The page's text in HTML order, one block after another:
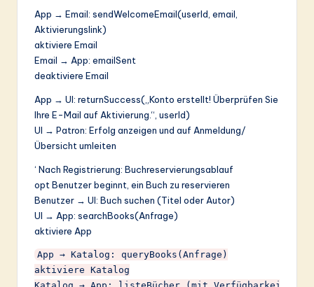
App → Email: sendWelcomeEmail(userId, email,
Aktivierungslink)
aktiviere Email
Email → App: emailSent
deaktiviere Email
App → UI: returnSuccess(„Konto erstellt! Überprüfen Sie
Ihre E-Mail auf Aktivierung.“, userId)
UI → Patron: Erfolg anzeigen und auf Anmeldung/
Übersicht umleiten
‘ Nach Registrierung: Buchreservierungsablauf
opt Benutzer beginnt, ein Buch zu reservieren
Benutzer → UI: Buch suchen (Titel oder Autor)
UI → App: searchBooks(Anfrage)
aktiviere App
App → Katalog: queryBooks(Anfrage)
aktiviere Katalog